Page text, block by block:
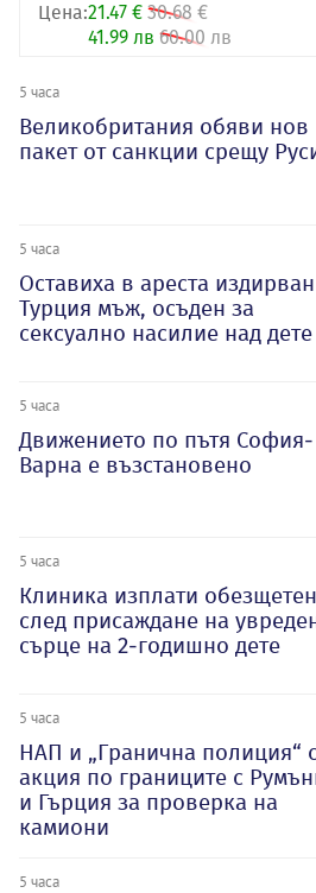
Цена:21.47 € 30.68 €
41.99 лв 60.00 лв
5 часа
Великобритания обяви нов
пакет от санкции срещу
5 часа
Оставиха в ареста
Турция мъж, осъден за
сексуално насилие над дете
5 часа
Движението по пътя София-
Варна е възстановено
5 часа
Клиника изплати
след присаждане на
сърце на 2-годишно дете
5 часа
НАП и „Гранична полиция“ с
акция по границите с
и Гърция за проверка на
камиони
5 часа